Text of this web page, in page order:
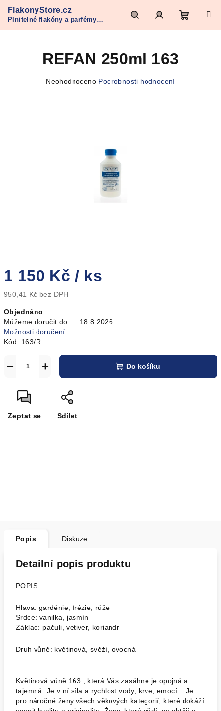
obsah
FlakonyStore.cz
Plnitelné flakóny a parfémy
Refan
HledatPřihlášeníNákupní
1 150 Kč / ks
950,41 Kč bez DPH
cena:
Objednáno
Můžeme doručit do:
18.8.2026
Možnosti doručení
Kód: 163/R
+
− Do košíku
Zeptat se Sdílet
REFAN 250ml 163
Průměrné
Neohodnoceno Podrobnosti hodnocení
Popis Diskuze
Detailní popis produktu
POPIS
Hlava: gardénie, frézie, růže
Srdce: vanilka, jasmín
Základ: pačuli, vetiver, koriandr
Druh vůně: květinová, svěží, ovocná
Květinová vůně 163 , která Vás zasáhne je opojná a
tajemná. Je v ní síla a rychlost vody, krve, emocí... Je
pro náročné ženy všech věkových kategorií, které dokáží